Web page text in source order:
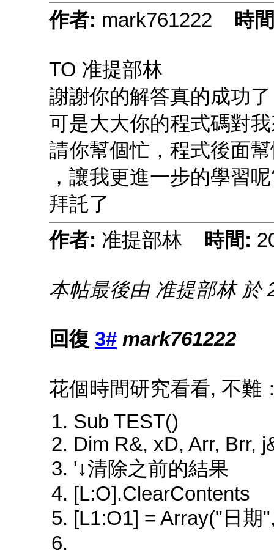
作者: mark761222 時
TO 准提部林
謝謝你的解答真的成功了
可是大大你的程式碼對
請你幫個忙，程式後面
，讓我更進一步的學習
拜託了
作者: 准提部林 時間:
本帖最後由 准提部林 於
回復 3# mark761222
花個時間研究看看, 不難
Sub TEST()
Dim R&, xD, Arr, Brr,
'↓清除之前的結果
[L:O].ClearContents
[L1:O1] = Array("日